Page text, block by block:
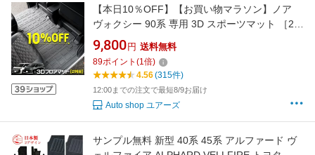
【本日10％OFF】【お買い物マラソン】ノア
ヴォクシー 90系 専用 3D スポーツマット ［2列
目］ NOAH VOXY セカンドマット 2列目マット
フロアマット 防水 ゴミ 汚れ 掃除 キズ 防止 カ
バー保護 TOYOTA トヨタ [1]
9,800 円 送料無料
89ポイント (1倍)
4.56(315件)
12:00までの注文で最短8/9お届け
Auto shop ユアーズ
サンプル無料 新型 40系 45系 アルファード ヴ